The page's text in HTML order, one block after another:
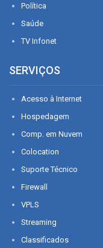
Política
Saúde
TV Infonet
SERVIÇOS
Acesso à Internet
Hospedagem
Comp. em Nuvem
Colocation
Suporte Técnico
Firewall
VPLS
Streaming
Classificados